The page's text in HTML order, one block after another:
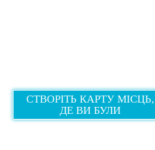
СТВОРІТЬ КАРТУ МІСЦЬ,
ДЕ ВИ БУЛИ